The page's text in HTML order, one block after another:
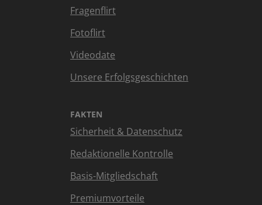
Fragenflirt
Fotoflirt
Videodate
Unsere Erfolgsgeschichten
FAKTEN
Sicherheit & Datenschutz
Redaktionelle Kontrolle
Basis-Mitgliedschaft
Premiumvorteile